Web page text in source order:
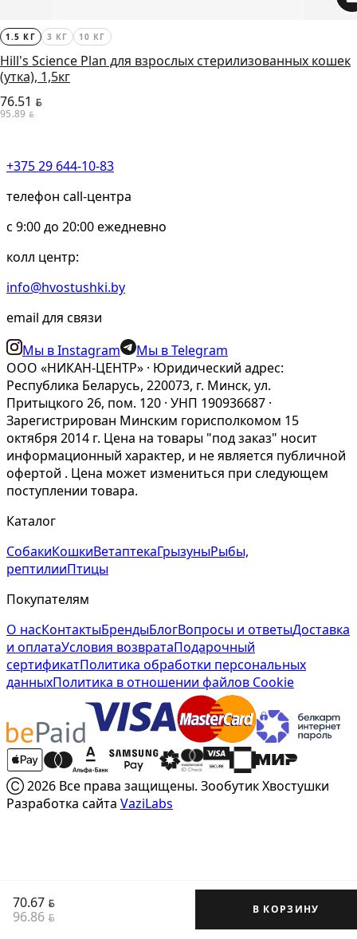
70.67 BYN
96.86 BYN
В КОРЗИНУ
1.5 КГ 3 КГ 10 КГ
Hill's Science Plan для взрослых стерилизованных кошек
(утка), 1,5кг
76.51 BYN
95.89 BYN
+375 29 644-10-83
телефон call-центра
c 9:00 до 20:00 ежедневно
колл центр:
info@hvostushki.by
email для связи
Мы в Instagram
Мы в Telegram
ООО «НИКАН-ЦЕНТР» · Юридический адрес:
Республика Беларусь, 220073, г. Минск, ул.
Притыцкого 26, пом. 120 · УНП 190936687 ·
Зарегистрирован Минским горисполкомом 15
октября 2014 г. Цена на товары "под заказ" носит
информационный характер, и не является публичной
офертой . Цена может измениться при следующем
поступлении товара.
Каталог
СобакиКошкиВетаптекаГрызуныРыбы,
рептилииПтицы
Покупателям
О насКонтактыБрендыБлогВопросы и ответыДоставка
и оплатаУсловия возвратаПодарочный
сертификатПолитика обработки персональных
данныхПолитика в отношении файлов Cookie
Ⓒ 2026 Все права защищены. Зообутик Хвостушки
Разработка сайта VaziLabs